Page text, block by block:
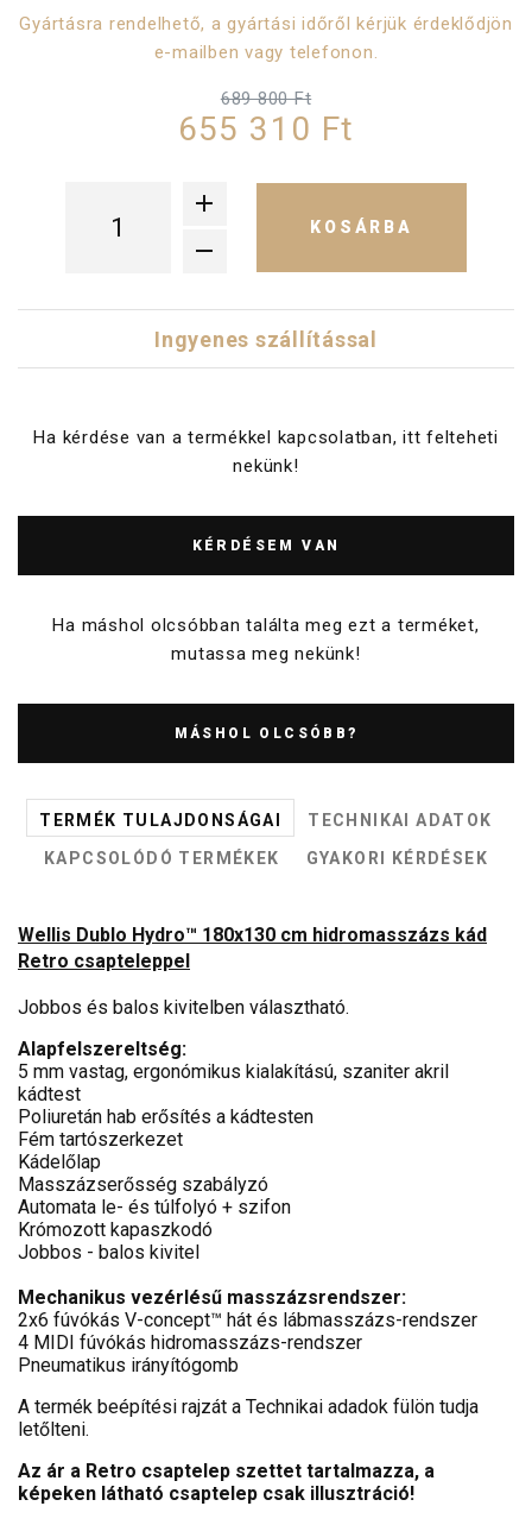
Gyártásra rendelhető, a gyártási időről kérjük érdeklődjön
e-mailben vagy telefonon.
689 800 Ft
655 310 Ft
KOSÁRBA
Ingyenes szállítással
Ha kérdése van a termékkel kapcsolatban, itt felteheti
nekünk!
KÉRDÉSEM VAN
Ha máshol olcsóbban találta meg ezt a terméket,
mutassa meg nekünk!
MÁSHOL OLCSÓBB?
TERMÉK TULAJDONSÁGAI
TECHNIKAI ADATOK
KAPCSOLÓDÓ TERMÉKEK
GYAKORI KÉRDÉSEK
Wellis Dublo Hydro™ 180x130 cm hidromasszázs kád
Retro csapteleppel
Jobbos és balos kivitelben választható.
Alapfelszereltség:
5 mm vastag, ergonómikus kialakítású, szaniter akril
kádtest
Poliuretán hab erősítés a kádtesten
Fém tartószerkezet
Kádelőlap
Masszázserősség szabályzó
Automata le- és túlfolyó + szifon
Krómozott kapaszkodó
Jobbos - balos kivitel
Mechanikus vezérlésű masszázsrendszer:
2x6 fúvókás V-concept™ hát és lábmasszázs-rendszer
4 MIDI fúvókás hidromasszázs-rendszer
Pneumatikus irányítógomb
A termék beépítési rajzát a Technikai adadok fülön tudja
letőlteni.
Az ár a Retro csaptelep szettet tartalmazza, a
képeken látható csaptelep csak illusztráció!